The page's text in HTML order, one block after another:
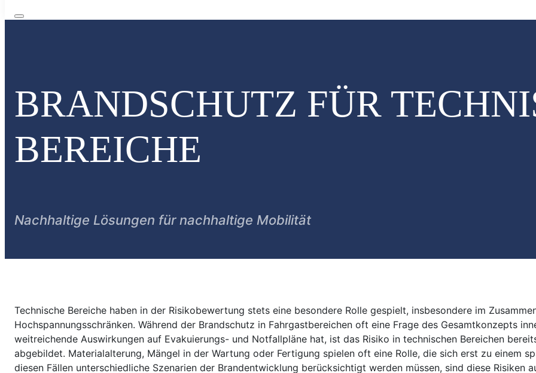
BRANDSCHUTZ FÜR
BEREICHE
Nachhaltige Lösungen für nachhaltige Mobilität
Technische Bereiche haben in der Risikobewertung stets eine besondere Rolle gespielt, insbesondere im
Hochspannungsschränken. Während der Brandschutz in Fahrgastbereichen oft eine Frage des Gesamtkonzepts
weitreichende Auswirkungen auf Evakuierungs- und Notfallpläne hat, ist das Risiko in technischen Bereichen
abgebildet. Materialalterung, Mängel in der Wartung oder Fertigung spielen oft eine Rolle, die sich erst zu einem
diesen Fällen unterschiedliche Szenarien der Brandentwicklung berücksichtigt werden müssen, sind diese Risiken